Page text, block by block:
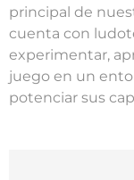
principal de
cuenta con
experimentar,
juego en un
potenciar sus